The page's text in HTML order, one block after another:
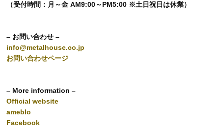
（受付時間：月～金 AM9:00～PM5:00 ※土日祝日は休業）
– お問い合わせ –
info@metalhouse.co.jp
お問い合わせページ
– More information –
Official website
ameblo
Facebook